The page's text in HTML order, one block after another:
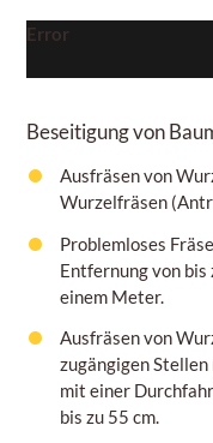
Error
Beseitigung von
Ausfräsen von
Wurzelfräsen
Problemloses
Entfernung von bis
einem Meter.
Ausfräsen von
zugängigen
mit einer
bis zu 55 cm.